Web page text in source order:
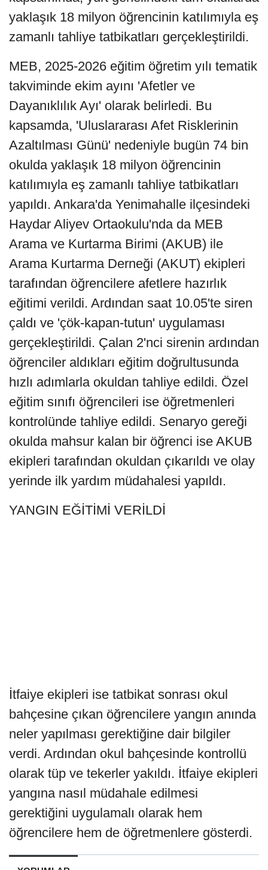
yaklaşık 18 milyon öğrencinin katılımıyla eş
zamanlı tahliye tatbikatları gerçekleştirildi.
MEB, 2025-2026 eğitim öğretim yılı tematik
takviminde ekim ayını 'Afetler ve
Dayanıklılık Ayı' olarak belirledi. Bu
kapsamda, 'Uluslararası Afet Risklerinin
Azaltılması Günü' nedeniyle bugün 74 bin
okulda yaklaşık 18 milyon öğrencinin
katılımıyla eş zamanlı tahliye tatbikatları
yapıldı. Ankara'da Yenimahalle ilçesindeki
Haydar Aliyev Ortaokulu'nda da MEB
Arama ve Kurtarma Birimi (AKUB) ile
Arama Kurtarma Derneği (AKUT) ekipleri
tarafından öğrencilere afetlere hazırlık
eğitimi verildi. Ardından saat 10.05'te siren
çaldı ve 'çök-kapan-tutun' uygulaması
gerçekleştirildi. Çalan 2'nci sirenin ardından
öğrenciler aldıkları eğitim doğrultusunda
hızlı adımlarla okuldan tahliye edildi. Özel
eğitim sınıfı öğrencileri ise öğretmenleri
kontrolünde tahliye edildi. Senaryo gereği
okulda mahsur kalan bir öğrenci ise AKUB
ekipleri tarafından okuldan çıkarıldı ve olay
yerinde ilk yardım müdahalesi yapıldı.
YANGIN EĞİTİMİ VERİLDİ
İtfaiye ekipleri ise tatbikat sonrası okul
bahçesine çıkan öğrencilere yangın anında
neler yapılması gerektiğine dair bilgiler
verdi. Ardından okul bahçesinde kontrollü
olarak tüp ve tekerler yakıldı. İtfaiye ekipleri
yangına nasıl müdahale edilmesi
gerektiğini uygulamalı olarak hem
öğrencilere hem de öğretmenlere gösterdi.